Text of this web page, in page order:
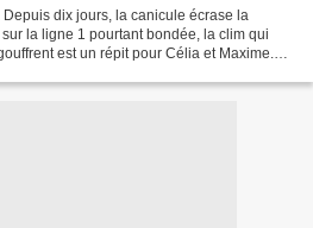
dix jours, la canicule écrase la
la ligne 1 pourtant bondée, la clim qui
est un répit pour Célia et Maxime.